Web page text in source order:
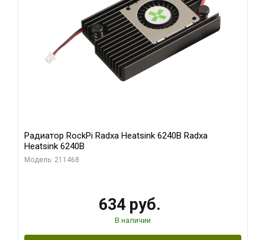
Радиатор RockPi Radxa Heatsink 6240B Radxa
Heatsink 6240B
Модель: 211468
634 руб.
В наличии